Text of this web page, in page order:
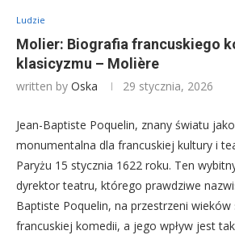
Ludzie
Molier: Biografia francuskiego
klasicyzmu – Molière
written by Oska 29 stycznia, 2026
Jean-Baptiste Poquelin, znany światu
monumentalna dla francuskiej kultury i
Paryżu 15 stycznia 1622 roku. Ten
dyrektor teatru, którego prawdziwe
Baptiste Poquelin, na przestrzeni wieków
francuskiej komedii, a jego wpływ jest